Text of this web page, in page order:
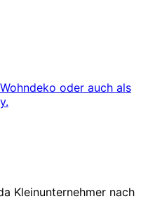
oder auch als
Kleinunternehmer nach